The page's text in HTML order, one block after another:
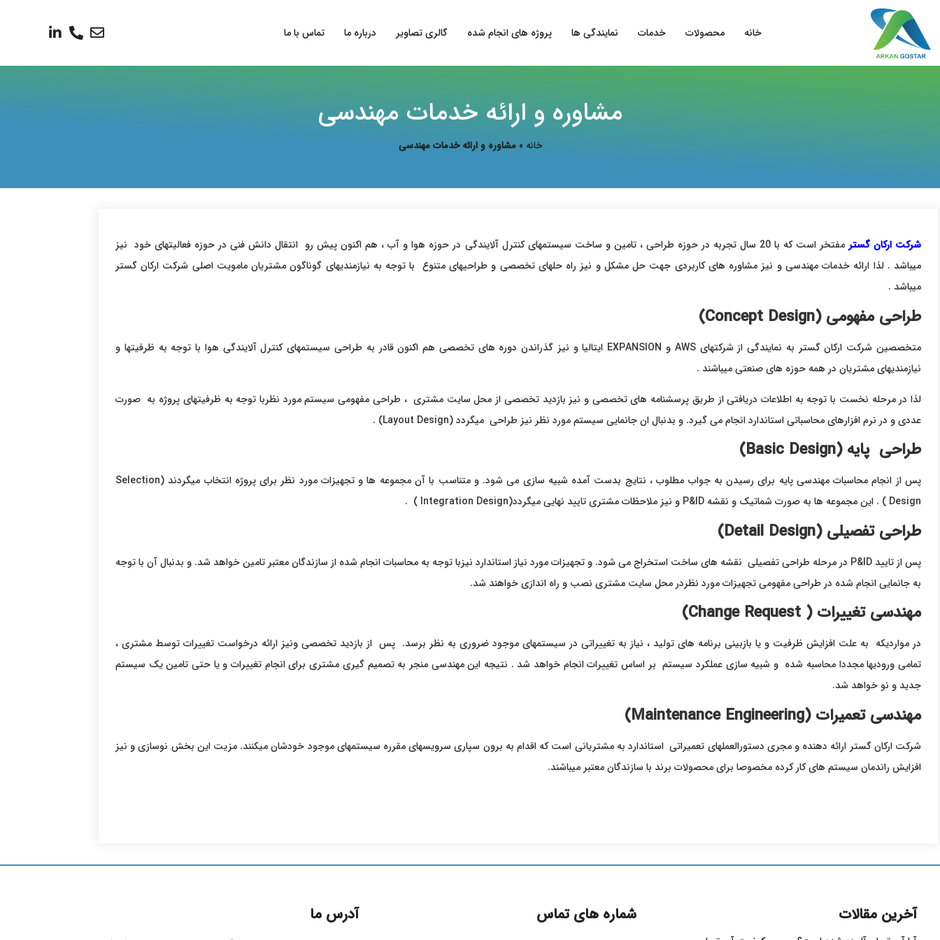
خانه محصولات خدمات نمایندگی ها پروژه های انجام شده گالری تصاویر درباره ما تماس با ما
مشاوره و ارائه خدمات مهندسی
خانه »مشاوره و ارائه خدمات مهندسی
شرکت ارکان گستر
مفتخر است که با 20 سال تجربه در حوزه طراحی ، تامین و ساخت سیستمهای کنترل آلایندگی در حوزه هوا و آب ، هم اکنون پیش رو انتقال دانش فنی در حوزه فعالیتهای خود نیز
میباشد . لذا ارائه خدمات مهندسی و نیز مشاوره های کاربردی جهت حل مشکل و نیز راه حلهای تخصصی و طراحیهای متنوع با توجه به نیازمندیهای گوناگون مشتریان مامویت اصلی شرکت ارکان گستر
میباشد .
طراحی مفهومی (Concept Design)
متخصصین شرکت ارکان گستر به نمایندگی از شرکتهای AWS و EXPANSION ایتالیا و نیز گذراندن دوره های تخصصی هم اکنون قادر به طراحی سیستمهای کنترل آلایندگی هوا با توجه به ظرفیتها و
نیازمندیهای مشتریان در همه حوزه های صنعتی میباشند .
لذا در مرحله نخست با توجه به اطلاعات دریافتی از طریق پرسشنامه های تخصصی و نیز بازدید تخصصی از محل سایت مشتری ، طراحی مفهومی سیستم مورد نظربا توجه به ظرفیتهای پروژه به صورت
عددی و در نرم افزارهای محاسباتی استاندارد انجام می گیرد. و بدنبال ان جانمایی سیستم مورد نظر نیز طراحی میگردد (Layout Design) .
طراحی پایه (Basic Design)
پس از انجام محاسبات مهندسی پایه برای رسیدن به جواب مطلوب ، نتایج بدست آمده شبیه سازی می شود. و متناسب با آن مجموعه ها و تجهیزات مورد نظر برای پروژه انتخاب میگردند (Selection
Design ) . این مجموعه ها به صورت شماتیک و نقشه P&ID و نیز ملاحظات مشتری تایید نهایی میگردد(Integration Design ) .
طراحی تفصیلی (Detail Design)
پس از تایید P&ID در مرحله طراحی تفصیلی نقشه های ساخت استخراج می شود. و تجهیزات مورد نیاز استاندارد نیزبا توجه به محاسبات انجام شده از سازندگان معتبر تامین خواهد شد. و بدنبال آن با توجه
به جانمایی انجام شده در طراحی مفهومی تجهیزات مورد نظردر محل سایت مشتری نصب و راه اندازی خواهند شد.
مهندسی تغییرات ( Change Request)
در مواردیکه به علت افزایش ظرفیت و یا بازبینی برنامه های تولید ، نیاز به تغییراتی در سیستمهای موجود ضروری به نظر برسد. پس از بازدید تخصصی ونیز ارائه درخواست تغییرات توسط مشتری ،
تمامی ورودیها مجددا محاسبه شده و شبیه سازی عملکرد سیستم بر اساس تغییرات انجام خواهد شد . نتیجه این مهندسی منجر به تصمیم گیری مشتری برای انجام تغییرات و یا حتی تامین یک سیستم
جدید و نو خواهد شد.
مهندسی تعمیرات (Maintenance Engineering)
شرکت ارکان گستر ارائه دهنده و مجری دستورالعملهای تعمیراتی استاندارد به مشتریانی است که اقدام به برون سپاری سرویسهای مقرره سیستمهای موجود خودشان میکنند. مزیت این بخش نوسازی و نیز
افزایش راندمان سیستم های کار کرده مخصوصا برای محصولات برند با سازندگان معتبر میباشند.
آخرین مقالات شماره های تماس آدرس ما